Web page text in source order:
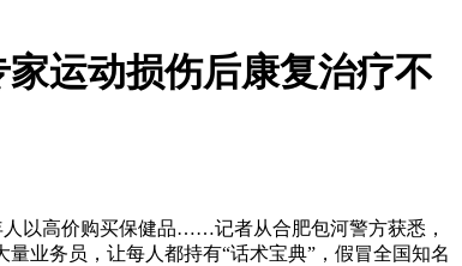
运动损伤后康复治疗不
以高价购买保健品……记者从合肥包河警方获悉，
业务员，让每人都持有“话术宝典”，假冒全国知名